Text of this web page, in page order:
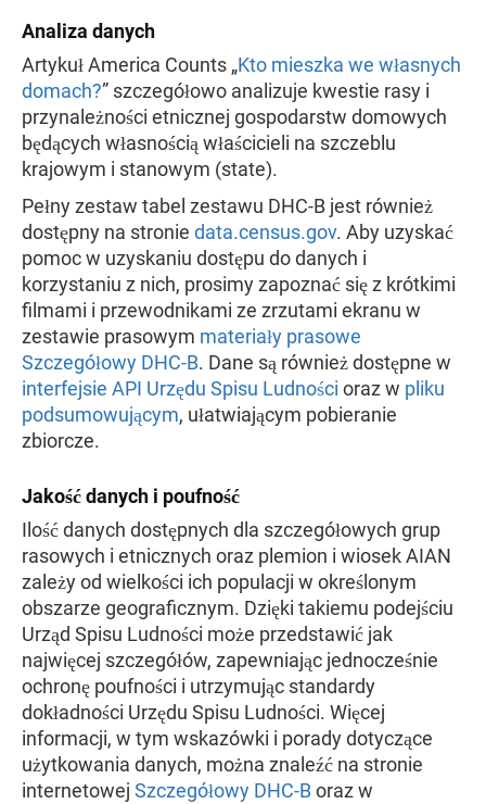
Analiza danych
Artykuł America Counts „Kto mieszka we własnych
domach?” szczegółowo analizuje kwestie rasy i
przynależności etnicznej gospodarstw domowych
będących własnością właścicieli na szczeblu
krajowym i stanowym (state).
Pełny zestaw tabel zestawu DHC-B jest również
dostępny na stronie data.census.gov. Aby uzyskać
pomoc w uzyskaniu dostępu do danych i
korzystaniu z nich, prosimy zapoznać się z krótkimi
filmami i przewodnikami ze zrzutami ekranu w
zestawie prasowym materiały prasowe
Szczegółowy DHC-B. Dane są również dostępne w
interfejsie API Urzędu Spisu Ludności oraz w pliku
podsumowującym, ułatwiającym pobieranie
zbiorcze.
Jakość danych i poufność
Ilość danych dostępnych dla szczegółowych grup
rasowych i etnicznych oraz plemion i wiosek AIAN
zależy od wielkości ich populacji w określonym
obszarze geograficznym. Dzięki takiemu podejściu
Urząd Spisu Ludności może przedstawić jak
najwięcej szczegółów, zapewniając jednocześnie
ochronę poufności i utrzymując standardy
dokładności Urzędu Spisu Ludności. Więcej
informacji, w tym wskazówki i porady dotyczące
użytkowania danych, można znaleźć na stronie
internetowej Szczegółowy DHC-Boraz w